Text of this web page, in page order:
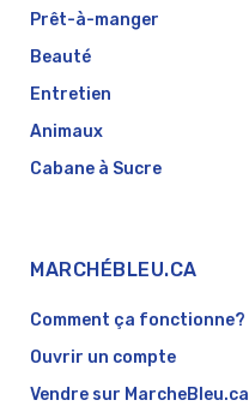
Prêt-à-manger
Beauté
Entretien
Animaux
Cabane à Sucre
MARCHÉBLEU.CA
Comment ça fonctionne?
Ouvrir un compte
Vendre sur MarcheBleu.ca